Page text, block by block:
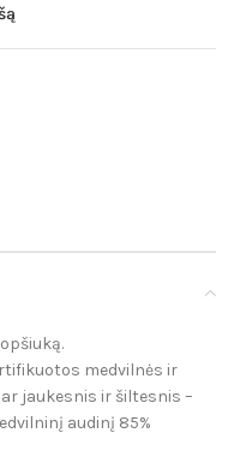
medvilnės ir
jaukesnis ir šiltesnis –
audinį 85%